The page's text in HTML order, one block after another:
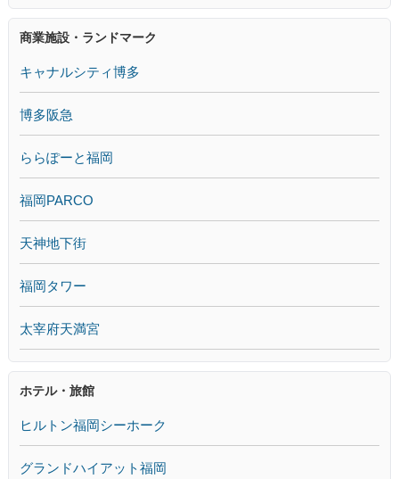
商業施設・ランドマーク
キャナルシティ博多
博多阪急
ららぽーと福岡
福岡PARCO
天神地下街
福岡タワー
太宰府天満宮
ホテル・旅館
ヒルトン福岡シーホーク
グランドハイアット福岡